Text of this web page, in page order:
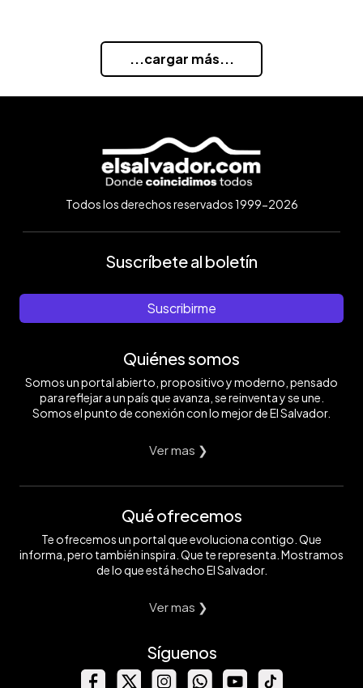
...cargar más...
Todos los derechos reservados 1999-2026
Suscríbete al boletín
Suscribirme
Quiénes somos
Somos un portal abierto, propositivo y moderno, pensado
para reflejar a un país que avanza, se reinventa y se une.
Somos el punto de conexión con lo mejor de El Salvador.
Ver mas ❯
Qué ofrecemos
Te ofrecemos un portal que evoluciona contigo. Que
informa, pero también inspira. Que te representa. Mostramos
de lo que está hecho El Salvador.
Ver mas ❯
Síguenos